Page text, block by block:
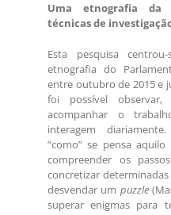
Uma etnografia da
técnicas de
Esta pesquisa
etnografia do
entre outubro de 2015 e
foi possível observar,
acompanhar o
interagem
“como” se pensa
compreender os
concretizar determinadas
desvendar um puzzle
superar enigmas para